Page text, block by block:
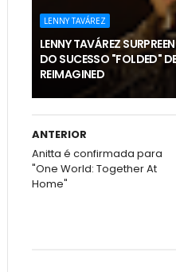
LENNY TAVÁREZ
LENNY TAVÁREZ
DO SUCESSO "FOLDED"
REIMAGINED
ANTERIOR
Anitta é confirmada para
"One World: Together At
Home"